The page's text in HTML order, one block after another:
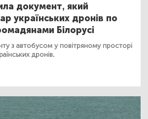
документ, який
українських дронів по
Білорусі
з автобусом у повітряному просторі
дронів.